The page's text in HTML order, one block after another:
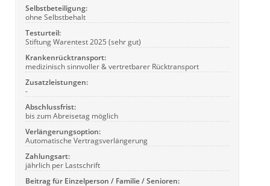
Selbstbeteiligung:
ohne Selbstbehalt
Testurteil:
Stiftung Warentest 2025 (sehr gut)
Krankenrücktransport:
medizinisch sinnvoller & vertretbarer Rücktransport
Zusatzleistungen:
-
Abschlussfrist:
bis zum Abreisetag möglich
Verlängerungsoption:
Automatische Vertragsverlängerung
Zahlungsart:
jährlich per Lastschrift
Beitrag für Einzelperson / Familie / Senioren: